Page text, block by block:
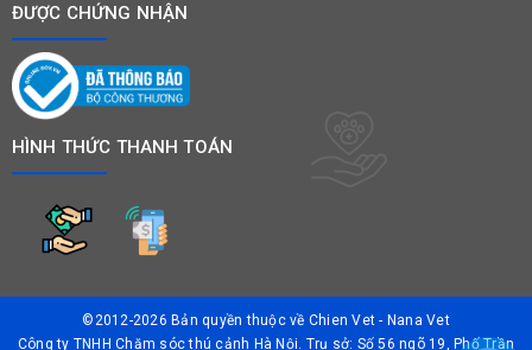
ĐƯỢC CHỨNG NHẬN
HÌNH THỨC THANH TOÁN
©2012-2026 Bản quyền thuộc về Chien Vet - Nana Vet
Công ty TNHH Chăm sóc thú cảnh Hà Nội. Trụ sở: Số 56 ngõ 19, Phố Trần